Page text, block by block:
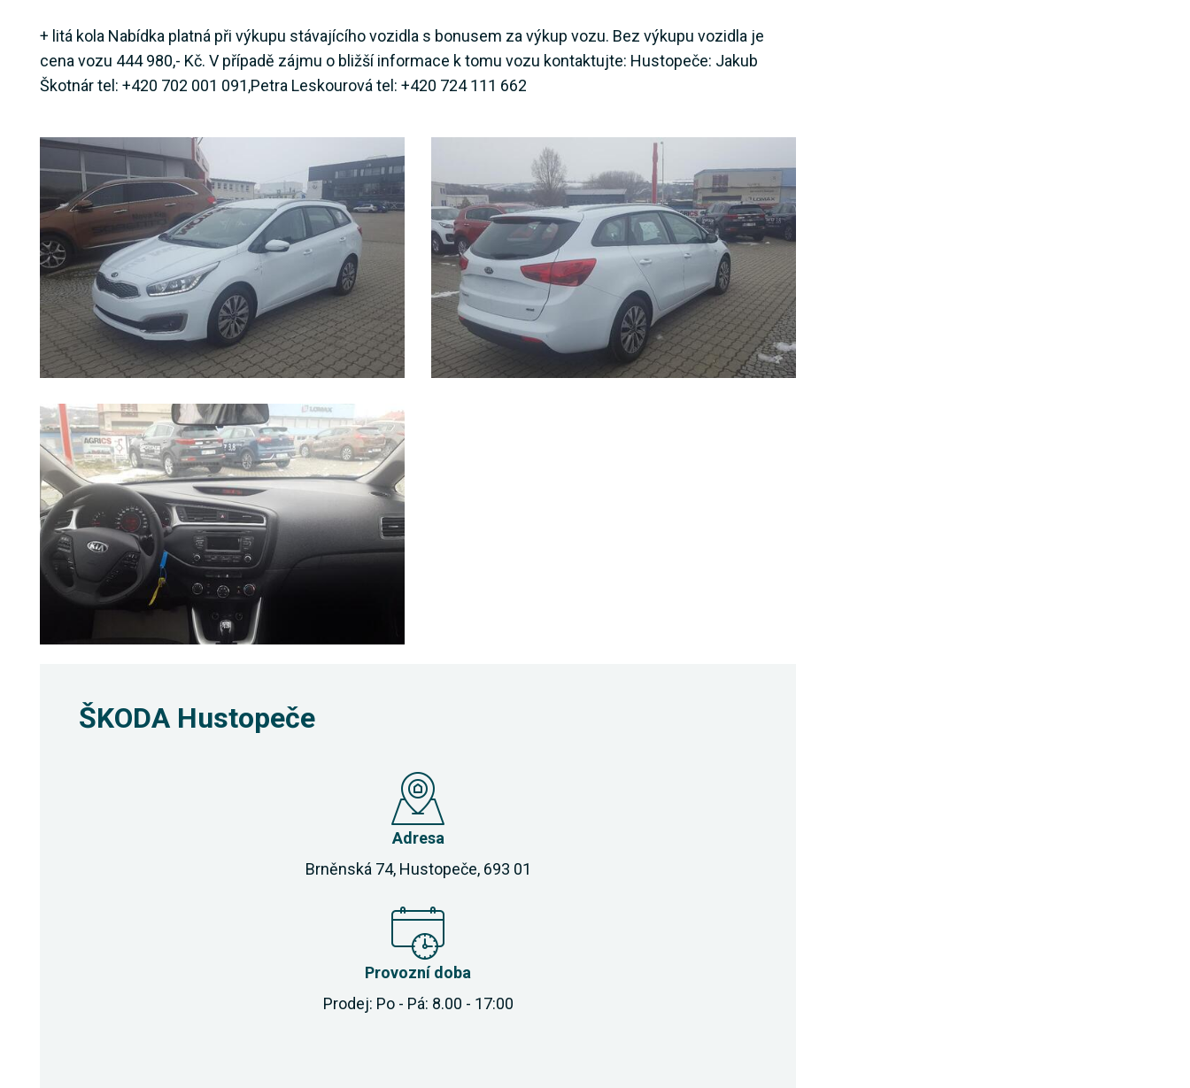
+ litá kola Nabídka platná při výkupu stávajícího vozidla s bonusem za výkup vozu. Bez výkupu vozidla je
cena vozu 444 980,- Kč. V případě zájmu o bližší informace k tomu vozu kontaktujte: Hustopeče: Jakub
Škotnár tel: +420 702 001 091,Petra Leskourová tel: +420 724 111 662
ŠKODA Hustopeče
Adresa
Brněnská 74, Hustopeče, 693 01
Provozní doba
Prodej: Po - Pá: 8.00 - 17:00